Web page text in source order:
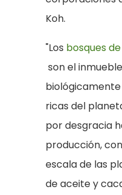
Koh.
"Los bosques
son el
ricas del
por desgracia
producción,
escala de las
de aceite y